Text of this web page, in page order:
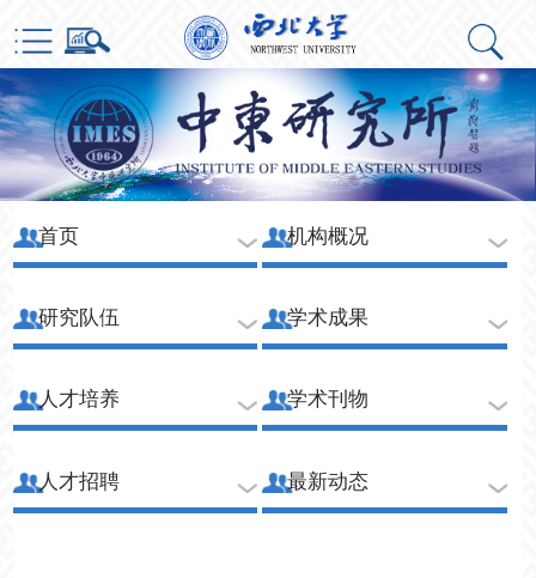
首页 机构概况
研究队伍 学术成果
人才培养 学术刊物
人才招聘 最新动态